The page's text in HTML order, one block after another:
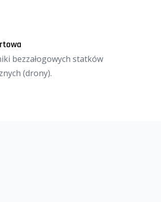
bezzałogowych statków
(drony).